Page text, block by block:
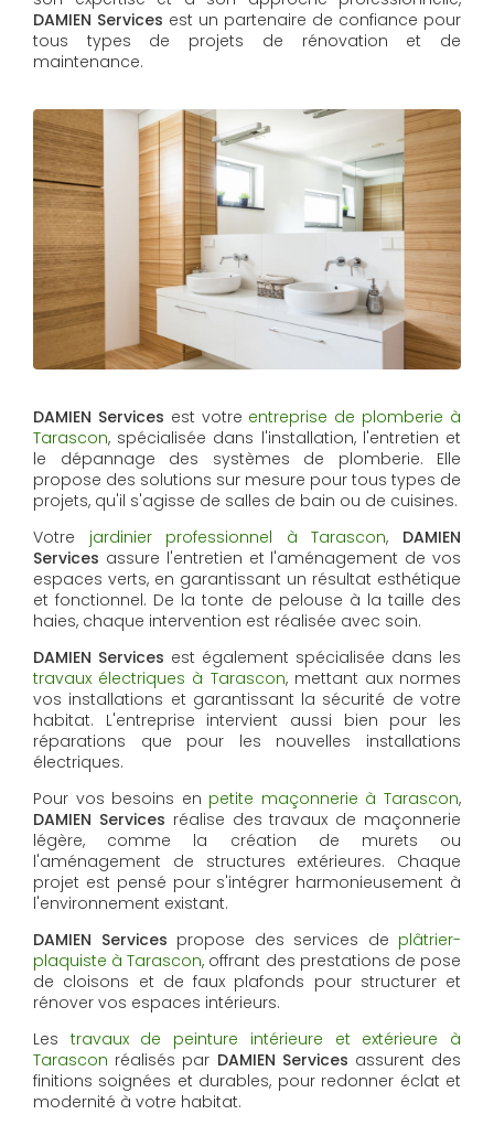
DAMIEN Services​​​​​​​ est un partenaire de confiance pour
tous types de projets de rénovation et de
maintenance.
DAMIEN Services est votre entreprise de plomberie à
Tarascon, spécialisée dans l'installation, l'entretien et
le dépannage des systèmes de plomberie. Elle
propose des solutions sur mesure pour tous types de
projets, qu'il s'agisse de salles de bain ou de cuisines.
Votre jardinier professionnel à Tarascon, DAMIEN
Services assure l'entretien et l'aménagement de vos
espaces verts, en garantissant un résultat esthétique
et fonctionnel. De la tonte de pelouse à la taille des
haies, chaque intervention est réalisée avec soin.
DAMIEN Services est également spécialisée dans les
travaux électriques à Tarascon, mettant aux normes
vos installations et garantissant la sécurité de votre
habitat. L'entreprise intervient aussi bien pour les
réparations que pour les nouvelles installations
électriques.
Pour vos besoins en petite maçonnerie à Tarascon,
DAMIEN Services réalise des travaux de maçonnerie
légère, comme la création de murets ou
l'aménagement de structures extérieures. Chaque
projet est pensé pour s'intégrer harmonieusement à
l'environnement existant.
DAMIEN Services propose des services de plâtrier-
plaquiste à Tarascon, offrant des prestations de pose
de cloisons et de faux plafonds pour structurer et
rénover vos espaces intérieurs.
Les travaux de peinture intérieure et extérieure à
Tarascon réalisés par DAMIEN Services assurent des
finitions soignées et durables, pour redonner éclat et
modernité à votre habitat.